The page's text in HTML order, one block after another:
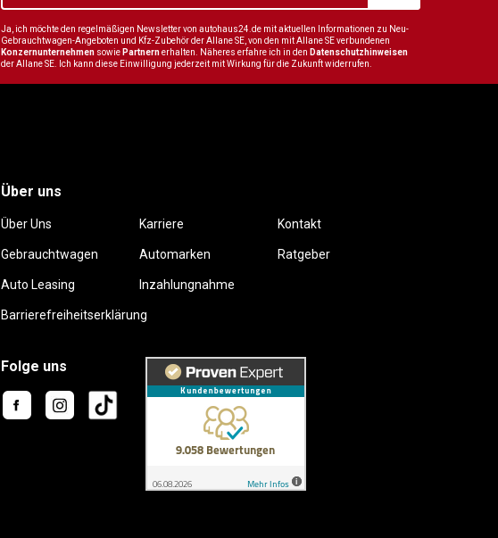
Ja, ich möchte den regelmäßigen Newsletter von autohaus24.de mit aktuellen Informationen zu Neu-
Gebrauchtwagen-Angeboten und Kfz-Zubehör der Allane SE, von den mit Allane SE verbundenen
Konzernunternehmen sowie Partnernerhalten. Näheres erfahre ich in den Datenschutzhinweisen
der Allane SE. Ich kann diese Einwilligung jederzeit mit Wirkung für die Zukunft widerrufen.
Über uns
Über Uns Karriere Kontakt
Gebrauchtwagen Automarken Ratgeber
Auto Leasing Inzahlungnahme
Barrierefreiheitserklärung
Folge uns